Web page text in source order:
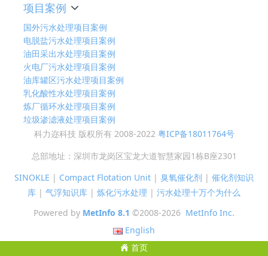
项目案例
国外污水处理项目案例
电脱盐污水处理项目案例
油田采出水处理项目案例
火电厂污水处理项目案例
油库罐区污水处理项目案例
乳化酸性水处理项目案例
炼厂循环水处理项目案例
垃圾渗滤液处理项目案例
科力迩科技 版权所有 2008-2022 粤ICP备18011764号
总部地址：深圳市龙岗区宝龙大道智慧家园1栋B座2301
SINOKLE | Compact Flotation Unit | 臭氧催化剂 | 催化剂知识
库 | 气浮知识库 | 炼化污水处理 | 污水处理十万个为什么
Powered by MetInfo 8.1 ©2008-2026 MetInfo Inc.
English
首页